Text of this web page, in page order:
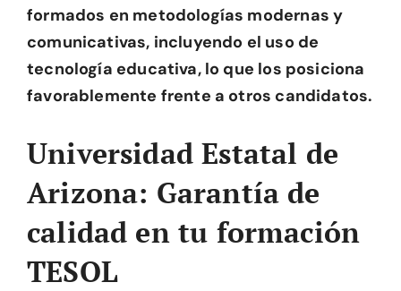
formados en metodologías modernas y
comunicativas, incluyendo el uso de
tecnología educativa, lo que los posiciona
favorablemente frente a otros candidatos.
Universidad Estatal de
Arizona: Garantía de
calidad en tu formación
TESOL